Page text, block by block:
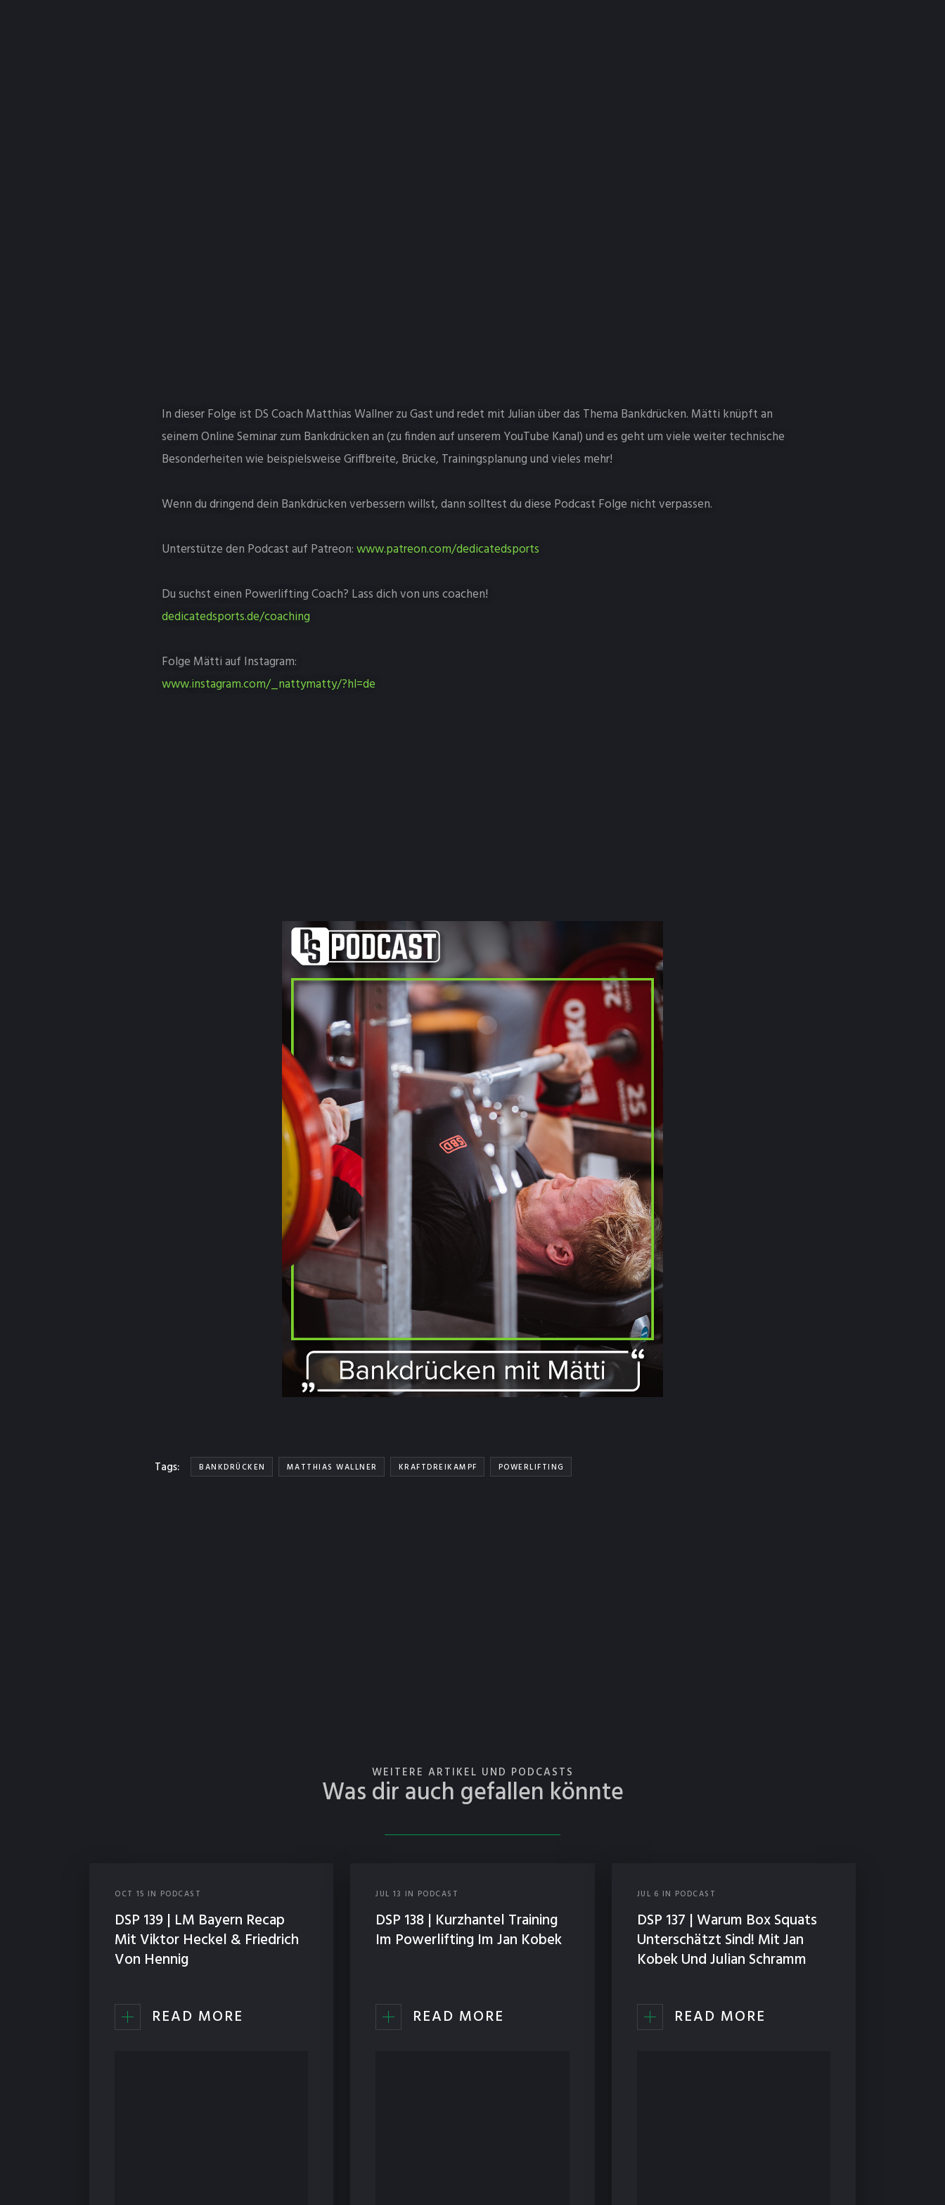
In dieser Folge ist DS Coach Matthias Wallner zu Gast und redet mit Julian über das Thema Bankdrücken. Mätti knüpft an
seinem Online Seminar zum Bankdrücken an (zu finden auf unserem YouTube Kanal) und es geht um viele weiter technische
Besonderheiten wie beispielsweise Griffbreite, Brücke, Trainingsplanung und vieles mehr!
Wenn du dringend dein Bankdrücken verbessern willst, dann solltest du diese Podcast Folge nicht verpassen.
Unterstütze den Podcast auf Patreon:www.patreon.com/dedicatedsports
Du suchst einen Powerlifting Coach? Lass dich von uns coachen!
dedicatedsports.de/coaching
Folge Mätti auf Instagram:
www.instagram.com/_nattymatty/?hl=de
Tags: BANKDRÜCKEN MATTHIAS WALLNER KRAFTDREIKAMPF POWERLIFTING
WEITERE ARTIKEL UND PODCASTS
Was dir auch gefallen könnte
OCT 15 IN PODCAST
DSP 139 | LM Bayern Recap
Mit Viktor Heckel & Friedrich
Von Hennig
READ MORE
JUL 13 IN PODCAST
DSP 138 | Kurzhantel Training
Im Powerlifting Im Jan Kobek
READ MORE
JUL 6 IN PODCAST
DSP 137 | Warum Box Squats
Unterschätzt Sind! Mit Jan
Kobek Und Julian Schramm
READ MORE